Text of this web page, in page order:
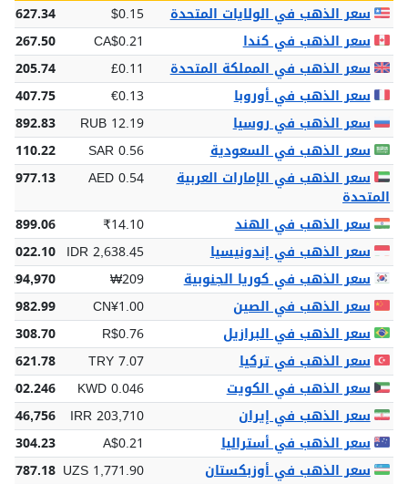
سعر الذهب في الولايات المتحدة
$0.15
سعر الذهب في كندا
CA$0.21
سعر الذهب في المملكة المتحدة
£0.11
سعر الذهب في أوروبا
€0.13
سعر الذهب في روسيا
RUB 12.19
سعر الذهب في السعودية
SAR 0.56
سعر الذهب في الإمارات العربية
المتحدة
AED 0.54
سعر الذهب في الهند
₹14.10
سعر الذهب في إندونيسيا
IDR 2,638.45
سعر الذهب في كوريا الجنوبية
₩209
سعر الذهب في الصين
CN¥1.00
سعر الذهب في البرازيل
R$0.76
سعر الذهب في تركيا
TRY 7.07
سعر الذهب في الكويت
KWD 0.046
502.246
سعر الذهب في إيران
IRR 203,710
سعر الذهب في أستراليا
A$0.21
سعر الذهب في أوزبكستان
UZS 1,771.90